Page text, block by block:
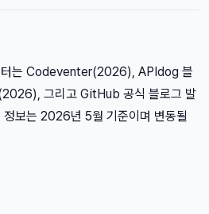
터는 Codeventer(2026), APIdog 블
그리고 GitHub 공식 블로그 발
정보는 2026년 5월 기준이며 변동될